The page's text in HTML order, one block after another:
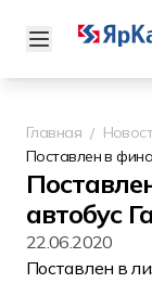
Главная
Поставлен в
автобус
22.06.2020
Поставлен в